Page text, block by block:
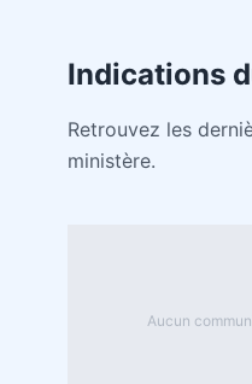
Indications
Retrouvez les
ministère.
Aucun